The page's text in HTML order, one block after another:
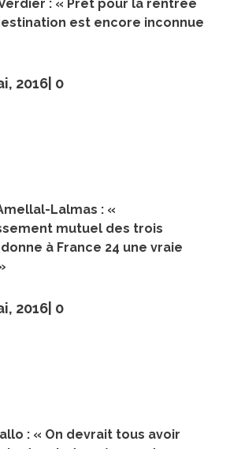
: « Prêt pour la rentrée
est encore inconnue
2016| 0
Lalmas : «
mutuel des trois
à France 24 une vraie
2016| 0
: « On devrait tous avoir